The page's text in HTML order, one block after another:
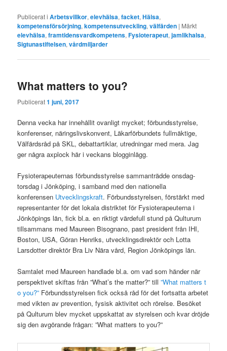
Publicerat i Arbetsvillkor,elevhälsa,facket,Hälsa,
kompetensförsörjning,kompetensutveckling,välfärden | Märkt
elevhälsa,framtidensvardkompetens,Fysioterapeut,jamlikhalsa,
Sigtunastiftelsen,vårdmiljarder
What matters to you?
Publicerat1 juni, 2017
Denna vecka har innehållit ovanligt mycket; förbundsstyrelse,
konferenser, näringslivskonvent, Läkarförbundets fullmäktige,
Välfärdsråd på SKL, debattartiklar, utredningar med mera. Jag
ger några axplock här i veckans blogginlägg.
Fysioterapeuternas förbundsstyrelse sammanträdde onsdag-
torsdag i Jönköping, i samband med den nationella
konferensen Utvecklingskraft. Förbundsstyrelsen, förstärkt med
representanter för det lokala distriktet för Fysioterapeuterna i
Jönköpings län, fick bl.a. en riktigt värdefull stund på Qulturum
tillsammans med Maureen Bisognano, past president från IHI,
Boston, USA, Göran Henriks, utvecklingsdirektör och Lotta
Larsdotter direktör Bra Liv Nära vård, Region Jönköpings län.
Samtalet med Maureen handlade bl.a. om vad som händer när
perspektivet skiftas från ”What’s the matter?” till”What matters t
o you?” Förbundsstyrelsen fick också råd för det fortsatta arbetet
med vikten av prevention, fysisk aktivitet och rörelse. Besöket
på Qulturum blev mycket uppskattat av styrelsen och kvar dröjde
sig den avgörande frågan: ”What matters to you?”